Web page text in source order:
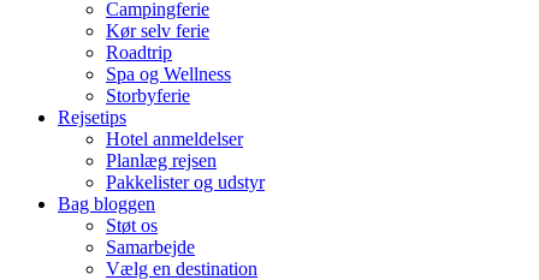
Campingferie
Kør selv ferie
Roadtrip
Spa og Wellness
Storbyferie
Rejsetips
Hotel anmeldelser
Planlæg rejsen
Pakkelister og udstyr
Bag bloggen
Støt os
Samarbejde
Vælg en destination